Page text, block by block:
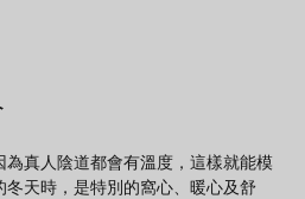
真人陰道都會有溫度，這樣就能模
天時，是特別的窩心、暖心及舒